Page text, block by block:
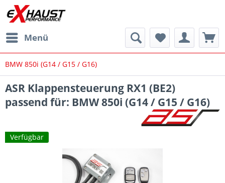
Menü
BMW 850i (G14 / G15 / G16)
ASR Klappensteuerung RX1 (BE2)
passend für: BMW 850i (G14 / G15 / G16)
Verfügbar